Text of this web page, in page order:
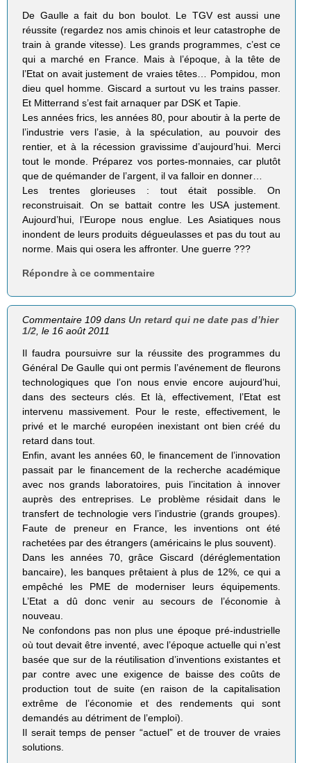
De Gaulle a fait du bon boulot. Le TGV est aussi une
réussite (regardez nos amis chinois et leur catastrophe de
train à grande vitesse). Les grands programmes, c’est ce
qui a marché en France. Mais à l’époque, à la tête de
l’Etat on avait justement de vraies têtes… Pompidou, mon
dieu quel homme. Giscard a surtout vu les trains passer.
Et Mitterrand s’est fait arnaquer par DSK et Tapie.
Les années frics, les années 80, pour aboutir à la perte de
l’industrie vers l’asie, à la spéculation, au pouvoir des
rentier, et à la récession gravissime d’aujourd’hui. Merci
tout le monde. Préparez vos portes-monnaies, car plutôt
que de quémander de l’argent, il va falloir en donner…
Les trentes glorieuses : tout était possible. On
reconstruisait. On se battait contre les USA justement.
Aujourd’hui, l’Europe nous englue. Les Asiatiques nous
inondent de leurs produits dégueulasses et pas du tout au
norme. Mais qui osera les affronter. Une guerre ???
Répondre à ce commentaire
Commentaire 109 dansUn retard qui ne date pas d’hier
1/2, le 16 août 2011
Il faudra poursuivre sur la réussite des programmes du
Général De Gaulle qui ont permis l’avénement de fleurons
technologiques que l’on nous envie encore aujourd’hui,
dans des secteurs clés. Et là, effectivement, l’Etat est
intervenu massivement. Pour le reste, effectivement, le
privé et le marché européen inexistant ont bien créé du
retard dans tout.
Enfin, avant les années 60, le financement de l’innovation
passait par le financement de la recherche académique
avec nos grands laboratoires, puis l’incitation à innover
auprès des entreprises. Le problème résidait dans le
transfert de technologie vers l’industrie (grands groupes).
Faute de preneur en France, les inventions ont été
rachetées par des étrangers (américains le plus souvent).
Dans les années 70, grâce Giscard (déréglementation
bancaire), les banques prêtaient à plus de 12%, ce qui a
empêché les PME de moderniser leurs équipements.
L’Etat a dû donc venir au secours de l’économie à
nouveau.
Ne confondons pas non plus une époque pré-industrielle
où tout devait être inventé, avec l’époque actuelle qui n’est
basée que sur de la réutilisation d’inventions existantes et
par contre avec une exigence de baisse des coûts de
production tout de suite (en raison de la capitalisation
extrême de l’économie et des rendements qui sont
demandés au détriment de l’emploi).
Il serait temps de penser “actuel” et de trouver de vraies
solutions.